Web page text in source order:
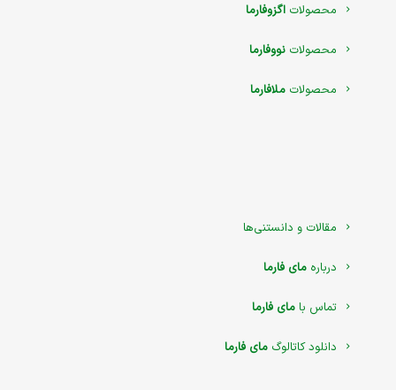
محصولات اگزوفارما
محصولات نووفارما
محصولات ملافارما
مقالات و دانستنی‌ها
درباره مای فارما
تماس با مای فارما
دانلود کاتالوگ مای فارما